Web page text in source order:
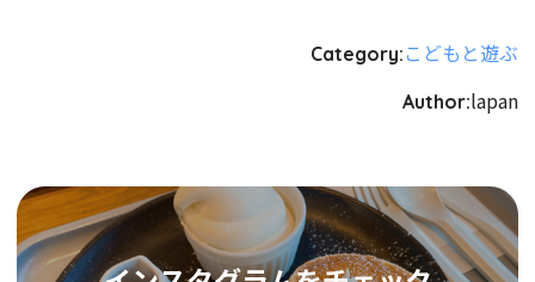
Category: こどもと遊ぶ
Author:lapan